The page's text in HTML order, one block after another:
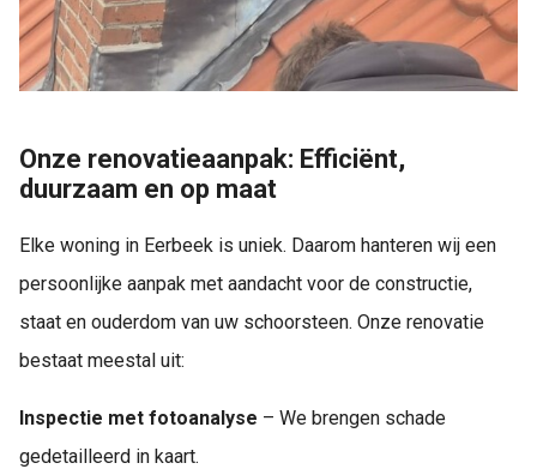
Onze renovatieaanpak: Efficiënt,
duurzaam en op maat
Elke woning in Eerbeek is uniek. Daarom hanteren wij een
persoonlijke aanpak met aandacht voor de constructie,
staat en ouderdom van uw schoorsteen. Onze renovatie
bestaat meestal uit:
Inspectie met fotoanalyse – We brengen schade
gedetailleerd in kaart.